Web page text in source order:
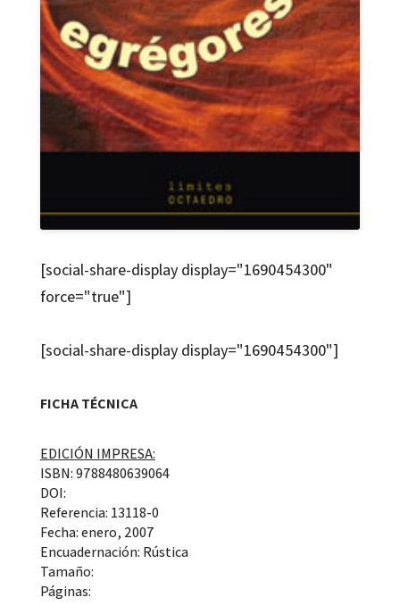
[social-share-display display="1690454300"
force="true"]
[social-share-display display="1690454300"]
FICHA TÉCNICA
EDICIÓN IMPRESA:
ISBN: 9788480639064
DOI:
Referencia: 13118-0
Fecha: enero, 2007
Encuadernación: Rústica
Tamaño:
Páginas: